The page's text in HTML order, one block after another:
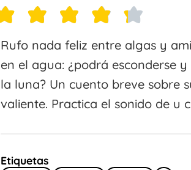
Rufo nada feliz entre algas y
en el agua: ¿podrá esconderse
la luna? Un cuento breve sobre
valiente. Practica el sonido de u
Etiquetas